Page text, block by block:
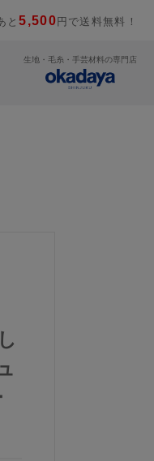
と5,500 円で送料無料！
生地・毛糸・手芸材料の専門店